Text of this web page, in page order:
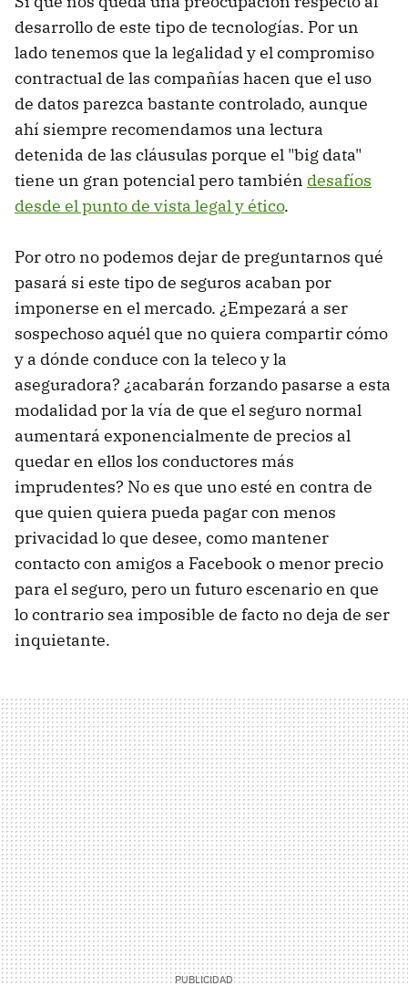
desarrollo de este tipo de tecnologías. Por un
lado tenemos que la legalidad y el compromiso
contractual de las compañías hacen que el uso
de datos parezca bastante controlado, aunque
ahí siempre recomendamos una lectura
detenida de las cláusulas porque el "big data"
tiene un gran potencial pero también desafíos
desde el punto de vista legal y ético.
Por otro no podemos dejar de preguntarnos qué
pasará si este tipo de seguros acaban por
imponerse en el mercado. ¿Empezará a ser
sospechoso aquél que no quiera compartir cómo
y a dónde conduce con la teleco y la
aseguradora? ¿acabarán forzando pasarse a esta
modalidad por la vía de que el seguro normal
aumentará exponencialmente de precios al
quedar en ellos los conductores más
imprudentes? No es que uno esté en contra de
que quien quiera pueda pagar con menos
privacidad lo que desee, como mantener
contacto con amigos a Facebook o menor precio
para el seguro, pero un futuro escenario en que
lo contrario sea imposible de facto no deja de ser
inquietante.